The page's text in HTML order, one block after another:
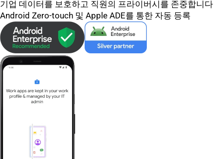
기업 데이터를 보호하고 직원의 프라이버시를 존중합니다
Android Zero-touch 및 Apple ADE를 통한 자동 등록